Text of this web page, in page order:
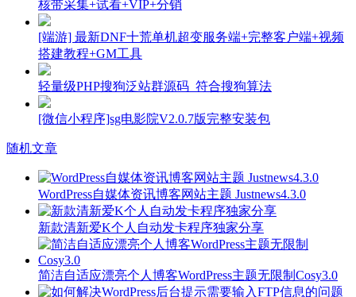
核带采集+试看+VIP+分销
[端游] 最新DNF十荒单机超变服务端+完整客户端+视频
搭建教程+GM工具
轻量级PHP搜狗泛站群源码_符合搜狗算法
[微信小程序]sg电影院V2.0.7版完整安装包
随机文章
WordPress自媒体资讯博客网站主题 Justnews4.3.0
新款清新爱K个人自动发卡程序独家分享
简洁自适应漂亮个人博客WordPress主题无限制Cosy3.0